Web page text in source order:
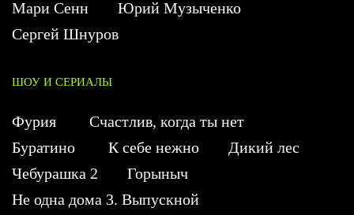
Мари Сенн
Юрий Музыченко
Сергей Шнуров
ШОУ И СЕРИАЛЫ
Фурия
Счастлив, когда ты нет
Буратино
К себе нежно
Дикий лес
Чебурашка 2
Горыныч
Не одна дома 3. Выпускной